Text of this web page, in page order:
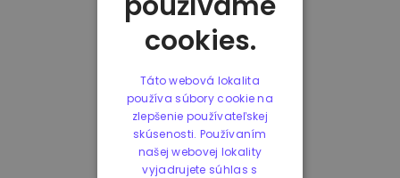
cookies.
Táto webová lokalita
používa súbory cookie na
zlepšenie používateľskej
skúsenosti. Používaním
našej webovej lokality
vyjadrujete súhlas s